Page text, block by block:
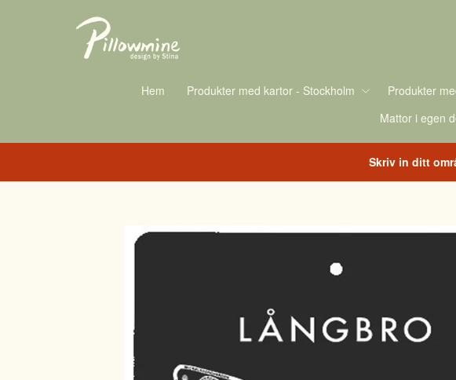
Hem Produkter med kartor - Stockholm Produkter
Mattor i egen
Skriv in ditt